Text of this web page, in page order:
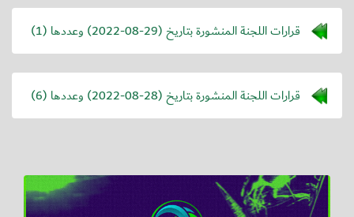
قرارات اللجنة المنشورة بتاريخ (2022-08-29) وعددها (1)
قرارات اللجنة المنشورة بتاريخ (2022-08-28) وعددها (6)